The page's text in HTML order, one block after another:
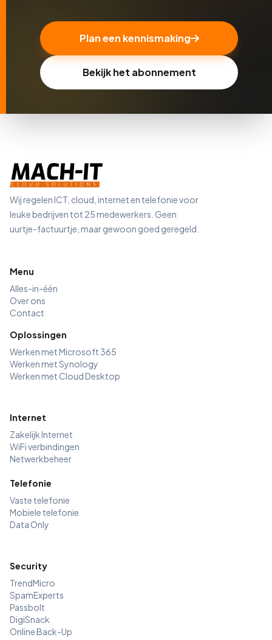
Plan een kennismaking
Bekijk het abonnement
Wij regelen ICT, cloud, internet en telefonie voor
leuke bedrijven tot 25 medewerkers. Geen
uurtje-factuurtje, maar gewoon goed geregeld.
Menu
Alles-in-één
Over ons
Contact
Oplossingen
Werken met Microsoft 365
Werken met Synology
Werken met Cloud Desktop
Internet
Zakelijk Internet
WiFi verbindingen
Netwerkbeheer
Telefonie
Vaste telefonie
Mobiele telefonie
Data Only
Security
TrendMicro
SpamExperts
Passbolt
DigiSnack
Online Back-Up